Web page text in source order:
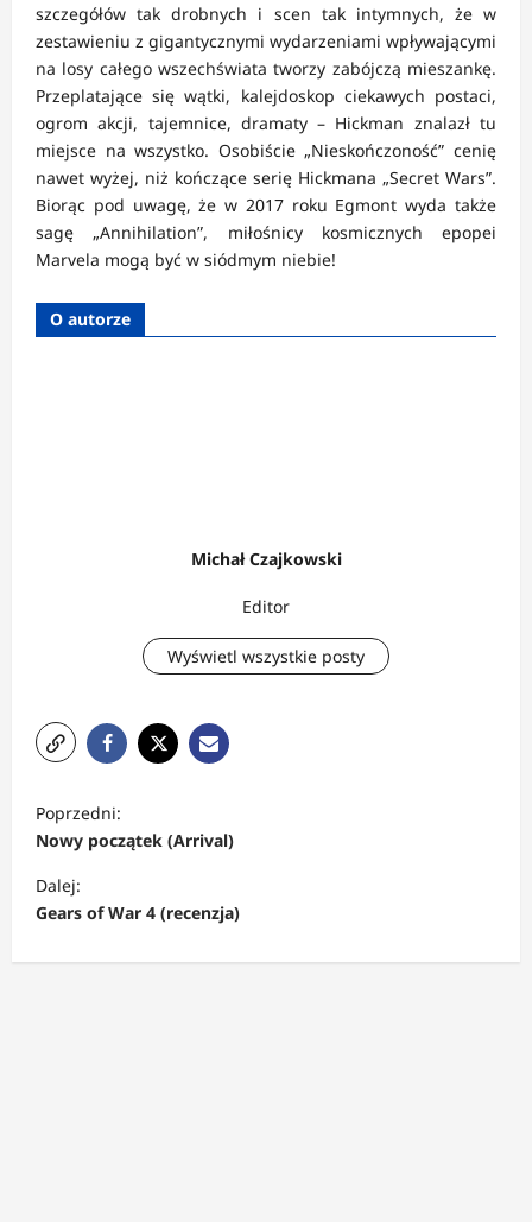
szczegółów tak drobnych i scen tak intymnych, że w
zestawieniu z gigantycznymi wydarzeniami wpływającymi
na losy całego wszechświata tworzy zabójczą mieszankę.
Przeplatające się wątki, kalejdoskop ciekawych postaci,
ogrom akcji, tajemnice, dramaty – Hickman znalazł tu
miejsce na wszystko. Osobiście „Nieskończoność” cenię
nawet wyżej, niż kończące serię Hickmana „Secret Wars”.
Biorąc pod uwagę, że w 2017 roku Egmont wyda także
sagę „Annihilation”, miłośnicy kosmicznych epopei
Marvela mogą być w siódmym niebie!
O autorze
Michał Czajkowski
Editor
Wyświetl wszystkie posty
o
b
a
Poprzedni:
Nowy początek (Arrival)
Dalej:
Gears of War 4 (recenzja)